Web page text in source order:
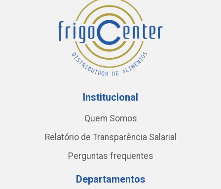
Institucional
Quem Somos
Relatório de Transparência Salarial
Perguntas frequentes
Departamentos